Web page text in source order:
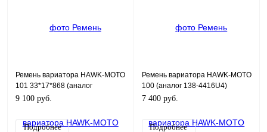
Ремень вариатора HAWK-MOTO
101 33*17*868 (аналог
715000302)
9 100 руб.
Подробнее
Ремень вариатора HAWK-MOTO
100 (аналог 138-4416U4)
7 400 руб.
Подробнее